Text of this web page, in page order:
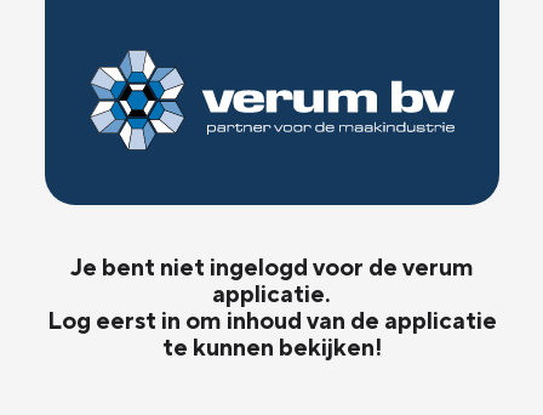
Je bent niet ingelogd voor de verum
applicatie.
Log eerst in om inhoud van de applicatie
te kunnen bekijken!